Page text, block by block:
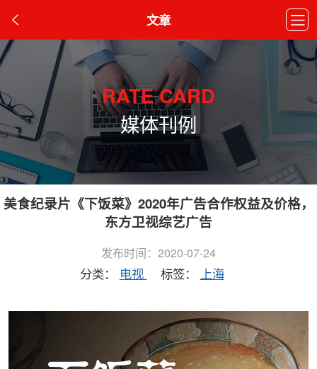
文章
RATE CARD
媒体刊例
美食纪录片《下饭菜》2020年广告合作权益及价格，
东方卫视综艺广告
发布时间：2020-07-24
分类： 电视 标签： 上海